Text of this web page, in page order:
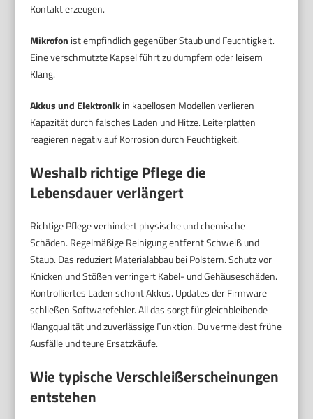
Kontakt erzeugen.
Mikrofon ist empfindlich gegenüber Staub und Feuchtigkeit.
Eine verschmutzte Kapsel führt zu dumpfem oder leisem
Klang.
Akkus und Elektronikin kabellosen Modellen verlieren
Kapazität durch falsches Laden und Hitze. Leiterplatten
reagieren negativ auf Korrosion durch Feuchtigkeit.
Weshalb richtige Pflege die
Lebensdauer verlängert
Richtige Pflege verhindert physische und chemische
Schäden. Regelmäßige Reinigung entfernt Schweiß und
Staub. Das reduziert Materialabbau bei Polstern. Schutz vor
Knicken und Stößen verringert Kabel- und Gehäuseschäden.
Kontrolliertes Laden schont Akkus. Updates der Firmware
schließen Softwarefehler. All das sorgt für gleichbleibende
Klangqualität und zuverlässige Funktion. Du vermeidest frühe
Ausfälle und teure Ersatzkäufe.
Wie typische Verschleißerscheinungen
entstehen